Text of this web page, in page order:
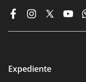
Expediente